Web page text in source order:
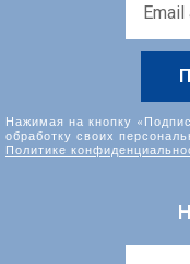
Нажимая на кнопку
обработку своих
Политике